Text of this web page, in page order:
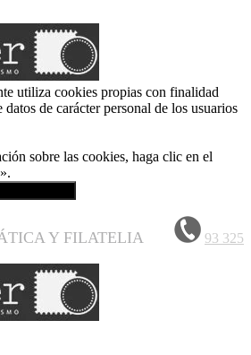
utiliza cookies propias con finalidad
de carácter personal de los usuarios
sobre las cookies, haga clic en el
Y FILATELIA
93 325